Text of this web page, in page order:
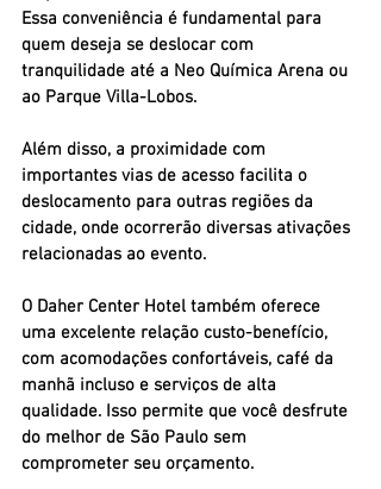
Essa conveniência é fundamental para
quem deseja se deslocar com
tranquilidade até a Neo Química Arena ou
ao Parque Villa-Lobos.
Além disso, a proximidade com
importantes vias de acesso facilita o
deslocamento para outras regiões da
cidade, onde ocorrerão diversas ativações
relacionadas ao evento.
O Daher Center Hotel também oferece
uma excelente relação custo-benefício,
com acomodações confortáveis, café da
manhã incluso e serviços de alta
qualidade. Isso permite que você desfrute
do melhor de São Paulo sem
comprometer seu orçamento.